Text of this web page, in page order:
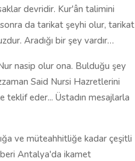
devridir. Kur'ân talimini
da tarikat şeyhi olur, tarikat
Aradığı bir şey vardır…
nasip olur ona. Bulduğu şey
Said Nursi Hazretlerini
teklif eder... Üstadın mesajlarla
ve müteahhitliğe kadar çeşitli
Antalya'da ikamet